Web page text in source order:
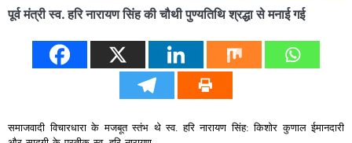
पूर्व मंत्री स्व. हरि नारायण सिंह की चौथी पुण्यतिथि श्रद्धा से मनाई गई
समाजवादी विचारधारा के मजबूत स्तंभ थे स्व. हरि नारायण सिंह: किशोर कुणाल ईमानदारी